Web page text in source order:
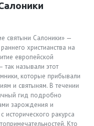
святыни Салоники» —
христианства на
европейской
так называли этот
которые прибывали
и святыням. В течении
гид подробно
зарождения и
исторического ракурса
Кто